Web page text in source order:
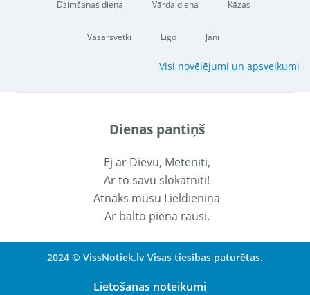
Dzimšanas diena Vārda diena Kāzas
Vasarsvētki Līgo Jāņi
Visi novēlējumi un apsveikumi
Dienas pantiņš
Ej ar Dievu, Metenīti,
Ar to savu slokātnīti!
Atnāks mūsu Lieldieniņa
Ar balto piena rausi.
2024 © VissNotiek.lv Visas tiesības paturētas.
Lietošanas noteikumi